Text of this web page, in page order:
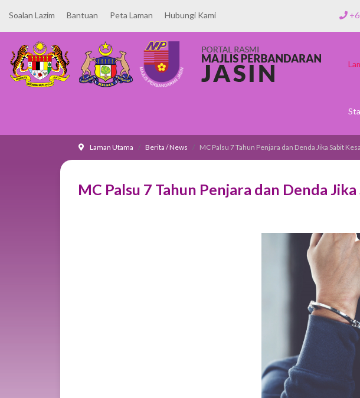
Soalan Lazim Bantuan Peta Laman Hubungi Kami
Laman Utama Berita / News MC Palsu 7 Tahun Penjara dan Denda Jika Sabit
MC Palsu 7 Tahun Penjara dan Denda